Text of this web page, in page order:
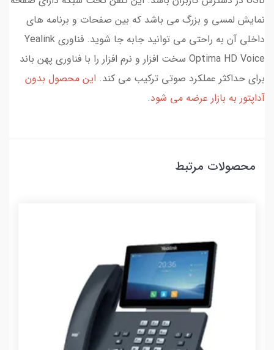
نمایش لمسی و بزرگ می باشد که بین صفحات و برنامه های
داخلی آن به راحتی می توانید جابه جا شوید. فناوری Yealink
Optima HD Voice سخت افزار و نرم افزار را با فناوری پهن باند
برای حداکثر عملکرد صوتی ترکیب می کند. این محصول بدون
آداپتور به بازار عرضه می شود.
محصولات مرتبط